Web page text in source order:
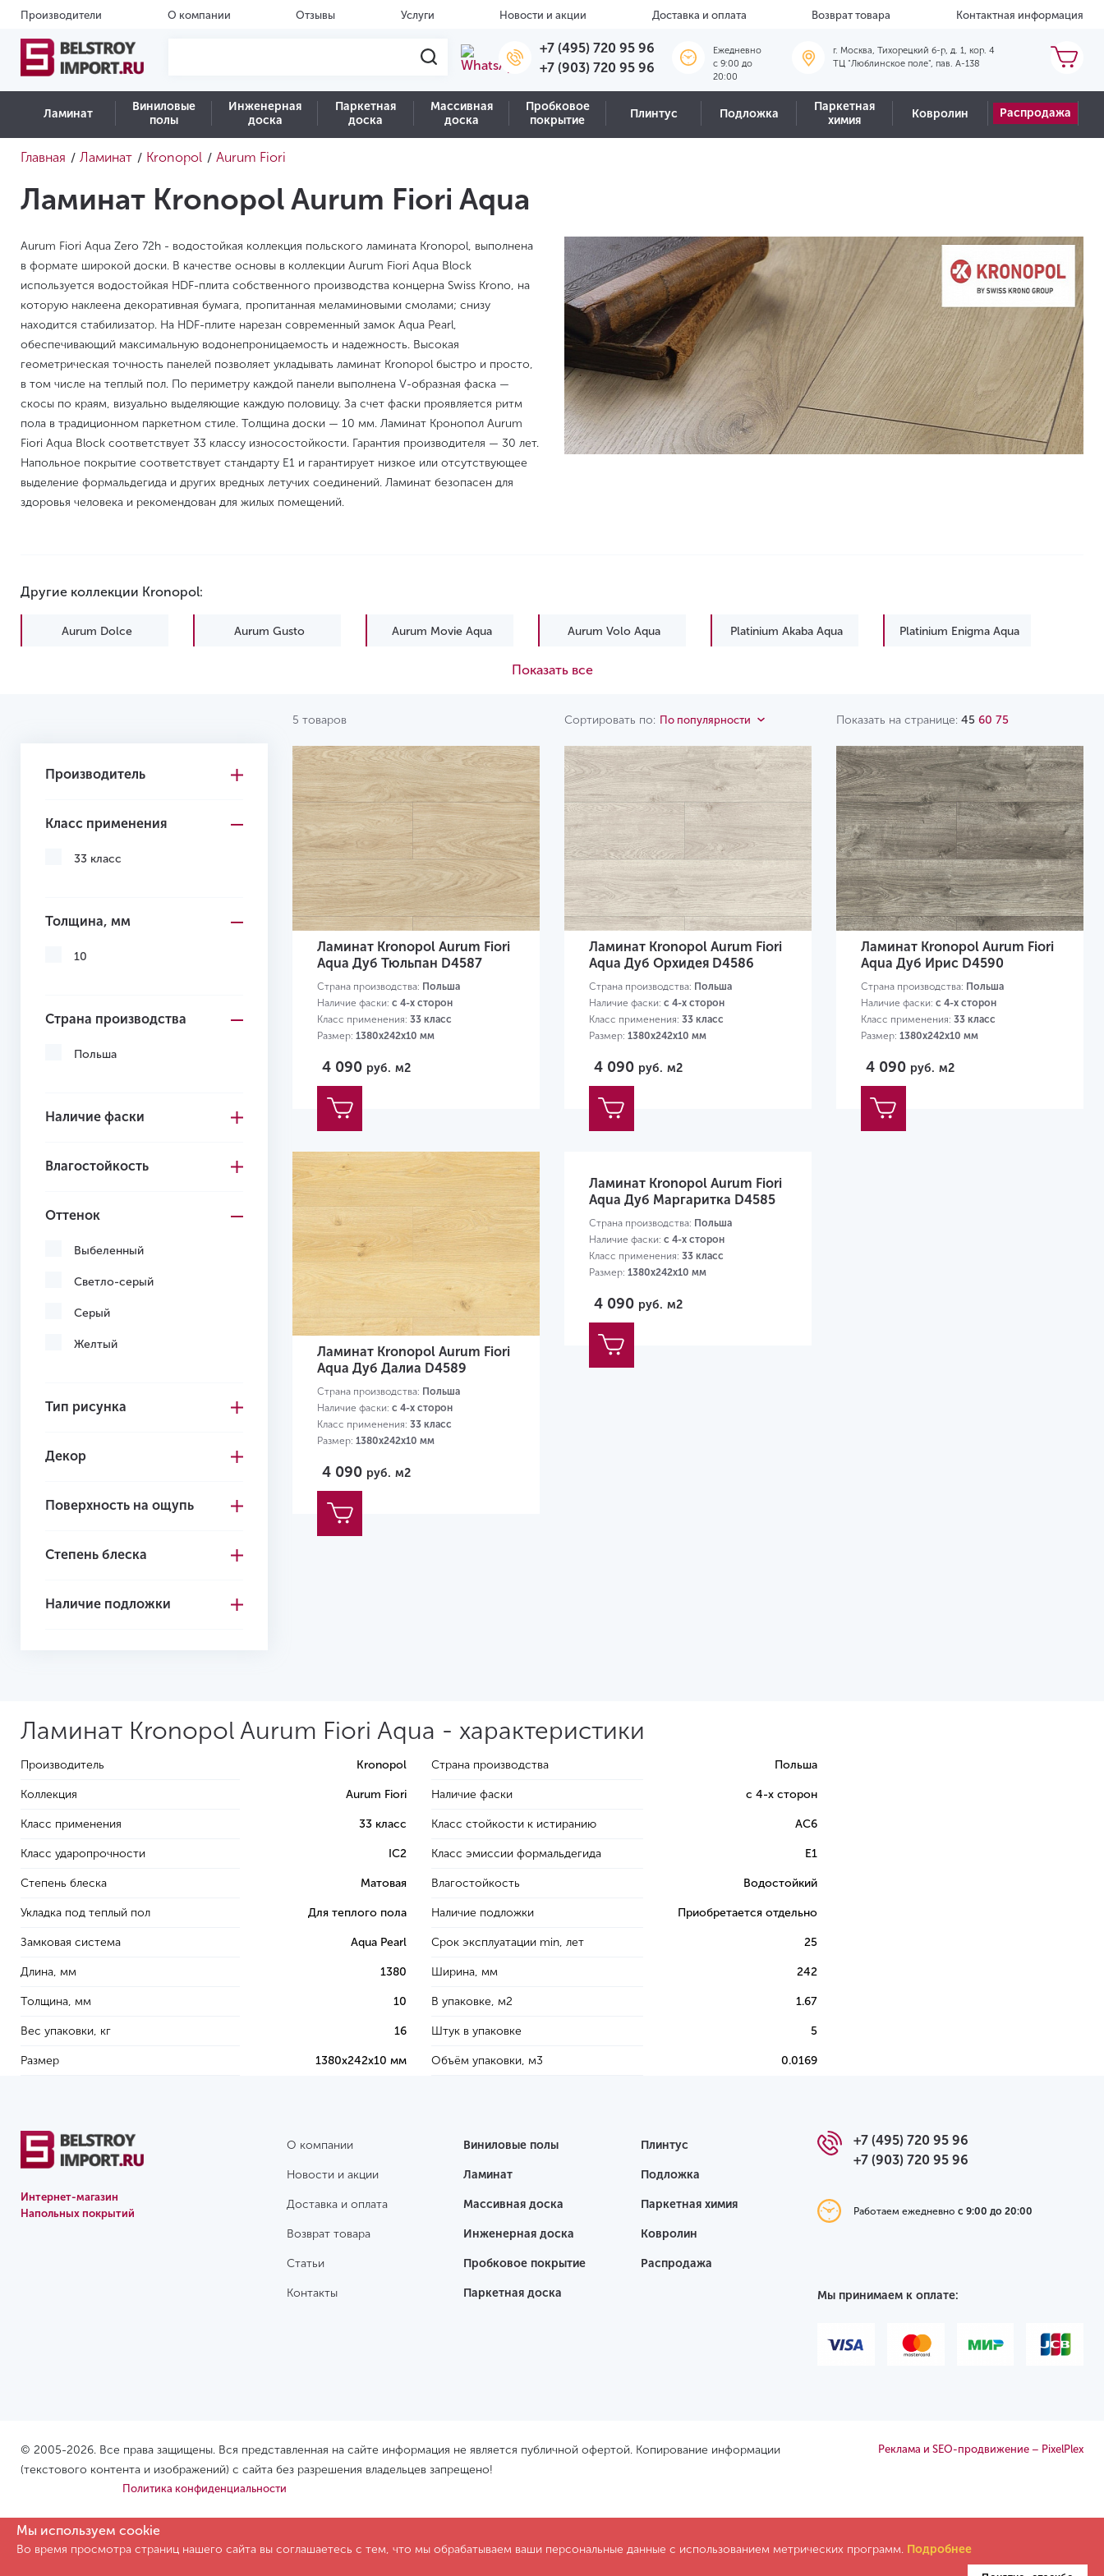
Производители О компании Отзывы Услуги Новости и акции Доставка и оплата Возврат товара Контактная информация
+7 (495) 720 95 96
+7 (903) 720 95 96
Ежедневно
c 9:00 до
20:00
г. Москва, Тихорецкий б-р, д. 1, кор. 4
ТЦ "Люблинское поле", пав. А-138
Ламинат
Виниловые
полы
Инженерная
доска
Паркетная
доска
Массивная
доска
Пробковое
покрытие
Плинтус Подложка
Паркетная
химия
Ковролин Распродажа
Главная / Ламинат / Kronopol / Aurum Fiori
Ламинат Kronopol Aurum Fiori Aqua
Aurum Fiori Aqua Zero 72h - водостойкая коллекция польского ламината Kronopol, выполнена
в формате широкой доски. В качестве основы в коллекции Aurum Fiori Aqua Block
используется водостойкая HDF-плита собственного производства концерна Swiss Krono, на
которую наклеена декоративная бумага, пропитанная меламиновыми смолами; снизу
находится стабилизатор. На HDF-плите нарезан современный замок Aqua Pearl,
обеспечивающий максимальную водонепроницаемость и надежность. Высокая
геометрическая точность панелей позволяет укладывать ламинат Kronopol быстро и просто,
в том числе на теплый пол. По периметру каждой панели выполнена V-образная фаска —
скосы по краям, визуально выделяющие каждую половицу. За счет фаски проявляется ритм
пола в традиционном паркетном стиле. Толщина доски — 10 мм. Ламинат Кронопол Aurum
Fiori Aqua Block соответствует 33 классу износостойкости. Гарантия производителя — 30 лет.
Напольное покрытие соответствует стандарту E1 и гарантирует низкое или отсутствующее
выделение формальдегида и других вредных летучих соединений. Ламинат безопасен для
здоровья человека и рекомендован для жилых помещений.
Другие коллекции Kronopol:
Aurum Dolce Aurum Gusto Aurum Movie Aqua Aurum Volo Aqua Platinium Akaba Aqua Platinium Enigma Aqua
Platinium Paloma Aqua
Показать все
5 товаров Сортировать по: По популярности Показать на странице: 45 60 75
Производитель
Класс применения
33 класс
Толщина, мм
10
Страна производства
Польша
Наличие фаски
Влагостойкость
Оттенок
Выбеленный
Светло-серый
Серый
Желтый
Тип рисунка
Декор
Поверхность на ощупь
Степень блеска
Наличие подложки
Ламинат Kronopol Aurum Fiori
Aqua Дуб Тюльпан D4587
Страна производства: Польша
Наличие фаски: с 4-х сторон
Класс применения: 33 класс
Размер: 1380х242х10 мм
4 090 руб. м2
Ламинат Kronopol Aurum Fiori
Aqua Дуб Орхидея D4586
Страна производства: Польша
Наличие фаски: с 4-х сторон
Класс применения: 33 класс
Размер: 1380х242х10 мм
4 090 руб. м2
Ламинат Kronopol Aurum Fiori
Aqua Дуб Ирис D4590
Страна производства: Польша
Наличие фаски: с 4-х сторон
Класс применения: 33 класс
Размер: 1380х242х10 мм
4 090 руб. м2
Ламинат Kronopol Aurum Fiori
Aqua Дуб Далиа D4589
Страна производства: Польша
Наличие фаски: с 4-х сторон
Класс применения: 33 класс
Размер: 1380х242х10 мм
4 090 руб. м2
Ламинат Kronopol Aurum Fiori
Aqua Дуб Маргаритка D4585
Страна производства: Польша
Наличие фаски: с 4-х сторон
Класс применения: 33 класс
Размер: 1380х242х10 мм
4 090 руб. м2
Ламинат Kronopol Aurum Fiori Aqua - характеристики
Производитель Kronopol
Коллекция Aurum Fiori
Класс применения 33 класс
Класс ударопрочности IC2
Степень блеска Матовая
Укладка под теплый пол Для теплого пола
Замковая система Aqua Pearl
Длина, мм 1380
Толщина, мм 10
Вес упаковки, кг 16
Размер 1380х242х10 мм
Страна производства Польша
Наличие фаски с 4-х сторон
Класс стойкости к истиранию AC6
Класс эмиссии формальдегида E1
Влагостойкость Водостойкий
Наличие подложки Приобретается отдельно
Срок эксплуатации min, лет 25
Ширина, мм 242
В упаковке, м2 1.67
Штук в упаковке 5
Объём упаковки, м3 0.0169
Интернет-магазин
Напольных покрытий
О компании
Новости и акции
Доставка и оплата
Возврат товара
Статьи
Контакты
Виниловые полы
Ламинат
Массивная доска
Инженерная доска
Пробковое покрытие
Паркетная доска
Плинтус
Подложка
Паркетная химия
Ковролин
Распродажа
+7 (495) 720 95 96
+7 (903) 720 95 96
Работаем ежедневнос 9:00 до 20:00
Мы принимаем к оплате:
© 2005-2026. Все права защищены. Вся представленная на сайте информация не является публичной офертой. Копирование информации
(текстового контента и изображений) с сайта без разрешения владельцев запрещено!
Реклама и SEO-продвижение – PixelPlex
Политика конфиденциальности
Мы используем cookie
Во время просмотра страниц нашего сайта вы соглашаетесь с тем, что мы обрабатываем ваши персональные данные с использованием метрических программ. Подробнее